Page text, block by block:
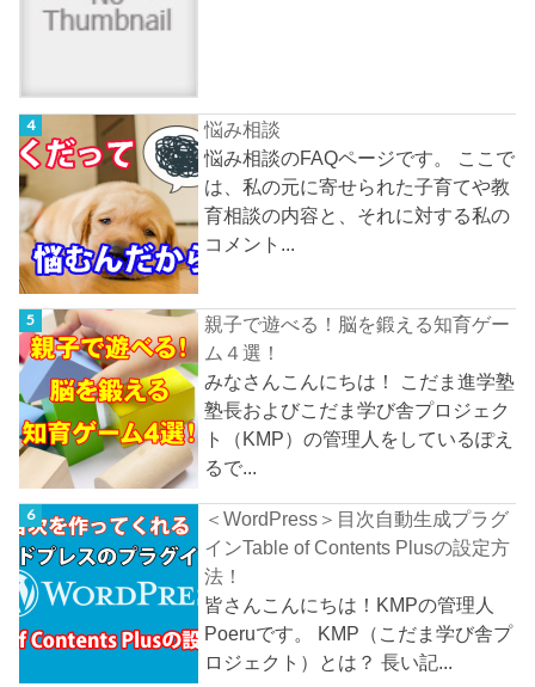
悩み相談
悩み相談のFAQページです。 ここで
は、私の元に寄せられた子育てや教
育相談の内容と、それに対する私の
コメント...
親子で遊べる！脳を鍛える知育ゲー
ム４選！
みなさんこんにちは！ こだま進学塾
塾長およびこだま学び舎プロジェク
ト（KMP）の管理人をしているぽえ
るで...
＜WordPress＞目次自動生成プラグ
インTable of Contents Plusの設定方
法！
皆さんこんにちは！KMPの管理人
Poeruです。 KMP（こだま学び舎プ
ロジェクト）とは？ 長い記...